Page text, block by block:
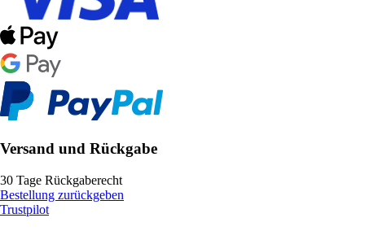
Versand und Rückgabe
30 Tage Rückgaberecht
Bestellung zurückgeben
Trustpilot